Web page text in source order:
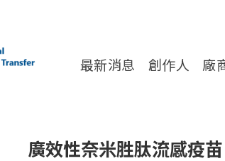
技轉處對外服務
最新消息 創作人 廠
廣效性奈米胜肽流感疫苗